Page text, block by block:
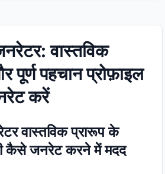
वास्तविक
पूर्ण पहचान प्रोफ़ाइल
करें
वास्तविक प्रारूप के
कैसे जनरेट करने में मदद